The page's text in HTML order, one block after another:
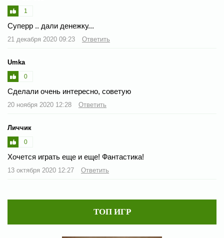
1
Суперр .. дали денежку...
21 декабря 2020 09:23 Ответить
Umka
0
Сделали очень интересно, советую
20 ноября 2020 12:28 Ответить
Личчик
0
Хочется играть еще и еще! Фантастика!
13 октября 2020 12:27 Ответить
ТОП ИГР